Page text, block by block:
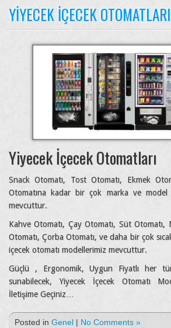
YIYECEK İÇECEK OTOMATLARI
Yiyecek İçecek Otomatları
Snack Otomatı, Tost Otomatı, Ekmek
Otomatına kadar bir çok marka ve model
mevcuttur.
Kahve Otomatı, Çay Otomatı, Süt
Otomatı, Çorba Otomatı, ve daha bir çok
içecek otomatı modellerimiz mevcuttur.
Güçlü , Ergonomik, Uygun Fiyatlı her
sunabilecek, Yiyecek İçecek Otomatı
İletişime Geçiniz…
Posted in Genel | No Comments »